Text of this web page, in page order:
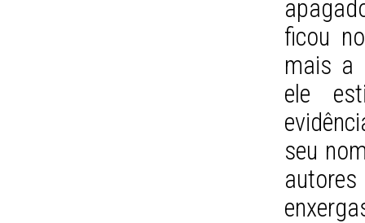
ficou
mais a
ele
seu